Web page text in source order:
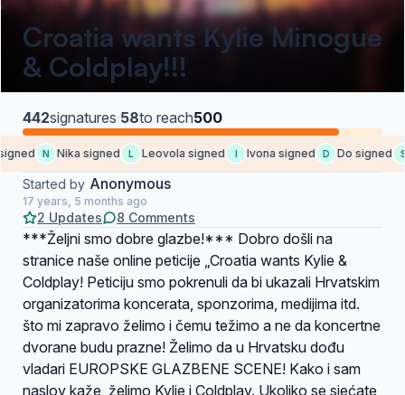
Croatia wants Kylie Minogue
& Coldplay!!!
442signatures·58to reach500
N Nika signed L Leovola signed I Ivona signed D Do signed S
Started by Anonymous
17 years, 5 months ago
2 Updates 8 Comments
***Željni smo dobre glazbe!*** Dobro došli na
stranice naše online peticije „Croatia wants Kylie &
Coldplay! Peticiju smo pokrenuli da bi ukazali Hrvatskim
organizatorima koncerata, sponzorima, medijima itd.
što mi zapravo želimo i čemu težimo a ne da koncertne
dvorane budu prazne! Želimo da u Hrvatsku dođu
vladari EUROPSKE GLAZBENE SCENE! Kako i sam
naslov kaže, želimo Kylie i Coldplay. Ukoliko se sjećate